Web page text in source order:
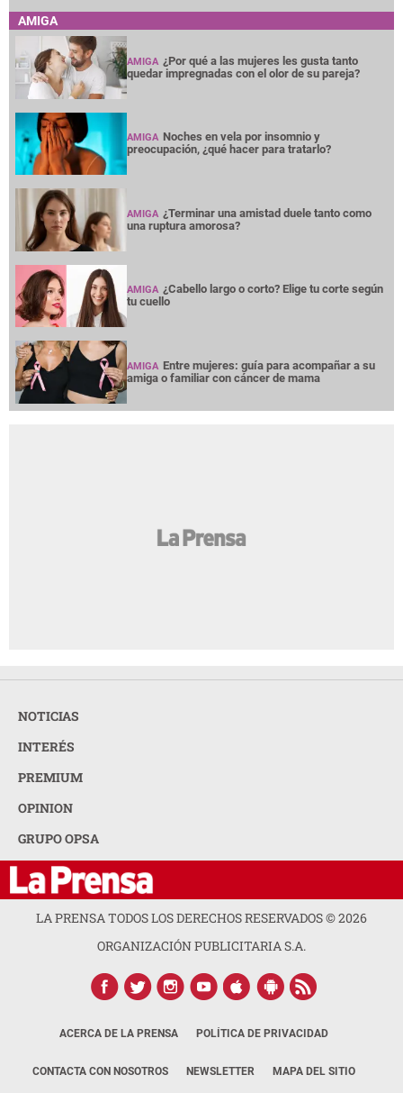
AMIGA
AMIGA ¿Por qué a las mujeres les gusta tanto
quedar impregnadas con el olor de su pareja?
AMIGA Noches en vela por insomnio y
preocupación, ¿qué hacer para tratarlo?
AMIGA ¿Terminar una amistad duele tanto como
una ruptura amorosa?
AMIGA ¿Cabello largo o corto? Elige tu corte según
tu cuello
AMIGA Entre mujeres: guía para acompañar a su
amiga o familiar con cáncer de mama
NOTICIAS
INTERÉS
PREMIUM
OPINION
GRUPO OPSA
LA PRENSA TODOS LOS DERECHOS RESERVADOS ©2026
ORGANIZACIÓN PUBLICITARIA S.A.
ACERCA DE LA PRENSA POLÍTICA DE PRIVACIDAD
CONTACTA CON NOSOTROS NEWSLETTER MAPA DEL SITIO